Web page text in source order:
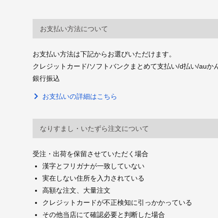
お支払い方法について
お支払い方法は下記からお選びいただけます。
クレジットカード/ソフトバンクまとめて支払い/d払い/auか
銀行振込
お支払いの詳細はこちら
なりすまし・いたずら注文について
受注・出荷を保留させていただく場合
漢字とフリガナが一致していない
実在しない住所を入力されている
高額な注文、大量注文
クレジットカードが不正検知に引っかかっている
その他当店にて確認必要と判断した場合